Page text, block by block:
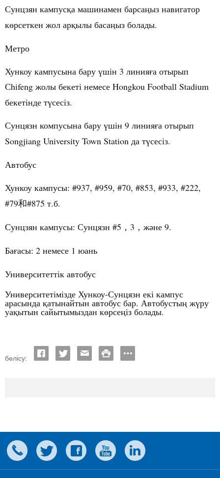
Сунцзян кампусқа машинамен барсаңыз навигатор
көрсеткен жол арқылы басаңыз болады.
Метро
Хункоу кампусына бару үшін 3 линияға отырып
Сhifeng жолы бекеті немесе Hongkou Football Stadium
бекетінде түсесіз.
Сунцязн компусына бару үшін 9 линияға отырып
Songjiang University Town Station да түсесіз.
Автобус
Хункоу кампусы: #937, #959, #70, #853, #933, #222,
#79和#875 т.б.
Сунцзян кампусы: Сунцязн #5 ， 3 ， және 9.
Бағасы: 2 немесе 1 юань
Университеттік автобус
Университетімізде Хункоу-Сунцязн екі кампус
арасында қатынайтын автобус бар. Автобустың жүру
уақытын сайытымыздан көрсеңіз болады.
бөлісу: